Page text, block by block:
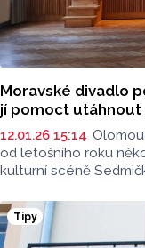
Moravské divadlo
jí pomoct utáhnout
12.01.26 15:14
od letošního roku
kulturní scéně
která Tramtarii
problémů.
Tipy